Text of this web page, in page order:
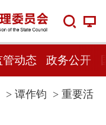
管动态 政务公开
> 谭作钧 > 重要活